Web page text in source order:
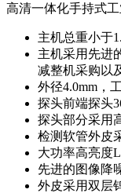
高清一体化手持式
主机总重小于
主机采用先进
减整机采购以
外径4.0mm，
探头前端探头
探头部分采用
检测软管外皮
大功率高亮度
先进的图像降
外皮采用双层